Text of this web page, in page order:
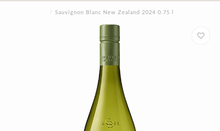
/ Sauvignon Blanc New Zealand 2024 0.75 l